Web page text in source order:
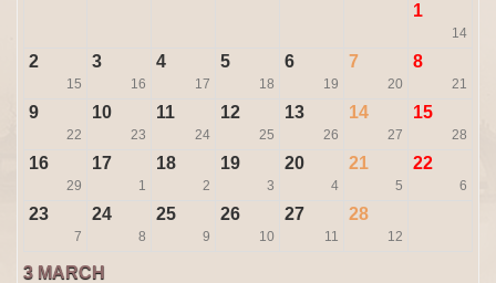
1
14
2
15
3
16
4
17
5
18
6
19
7
20
8
21
9
22
10
23
11
24
12
25
13
26
14
27
15
28
16
29
17
1
18
2
19
3
20
4
21
5
22
6
23
7
24
8
25
9
26
10
27
11
28
12
3 MARCH